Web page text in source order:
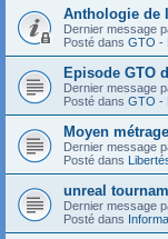
Anthologie de
Dernier message
Posté dans GTO -
Episode GTO
Dernier message
Posté dans GTO -
Moyen
Dernier message
Posté dans
unreal
Dernier message
Posté dans